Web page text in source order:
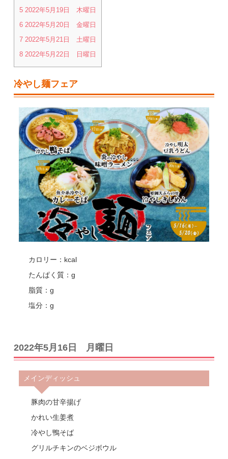
5 2022年5月19日 木曜日
6 2022年5月20日 金曜日
7 2022年5月21日 土曜日
8 2022年5月22日 日曜日
冷やし麺フェア
カロリー：kcal
たんぱく質：g
脂質：g
塩分：g
2022年5月16日 月曜日
メインディッシュ
豚肉の甘辛揚げ
かれい生姜煮
冷やし鴨そば
グリルチキンのベジボウル